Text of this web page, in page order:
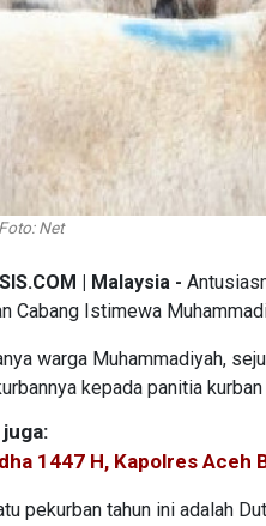
Net
| Malaysia -
Cabang Istimewa
warga Muhammadiyah,
kepada panitia
1447 H, Kapolres Aceh
pekurban tahun ini adalah